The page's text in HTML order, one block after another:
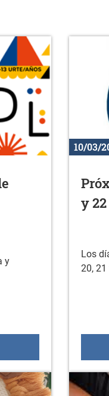
y
Gazte Bidaiak de
10/03/
y
Los
20,